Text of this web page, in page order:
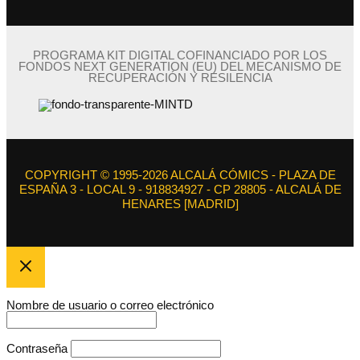
PROGRAMA KIT DIGITAL COFINANCIADO POR LOS
FONDOS NEXT GENERATION (EU) DEL MECANISMO DE
RECUPERACIÓN Y RESILENCIA
COPYRIGHT © 1995-2026 ALCALÁ CÓMICS - PLAZA DE
ESPAÑA 3 - LOCAL 9 - 918834927 - CP 28805 - ALCALÁ DE
HENARES [MADRID]
Nombre de usuario o correo electrónico
Contraseña